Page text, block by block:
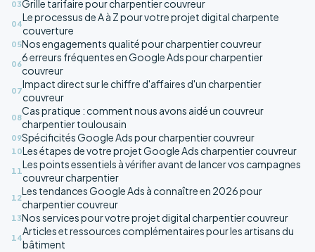
03Grille tarifaire pour charpentier couvreur
04
Le processus de A à Z pour votre projet digital charpente
couverture
05Nos engagements qualité pour charpentier couvreur
06
6 erreurs fréquentes en Google Ads pour charpentier
couvreur
07
Impact direct sur le chiffre d'affaires d'un charpentier
couvreur
08
Cas pratique : comment nous avons aidé un couvreur
charpentier toulousain
09Spécificités Google Ads pour charpentier couvreur
10Les étapes de votre projet Google Ads charpentier couvreur
11
Les points essentiels à vérifier avant de lancer vos campagnes
couvreur charpentier
12
Les tendances Google Ads à connaître en 2026 pour
charpentier couvreur
13Nos services pour votre projet digital charpentier couvreur
14
Articles et ressources complémentaires pour les artisans du
bâtiment